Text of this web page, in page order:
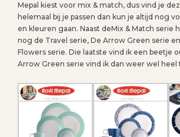
Mepal kiest voor mix & match, dus vind je
helemaal bij je passen dan kun je altijd nog
en kleuren gaan. Naast deMix & Match serie
nog de Travel serie, De Arrow Green serie
Flowers serie. Die laatste vind ik een beetje
Arrow Green serie vind ik dan weer wel heel